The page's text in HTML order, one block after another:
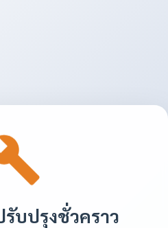
บปรุงชั่วคราว